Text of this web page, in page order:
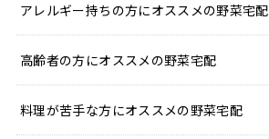
アレルギー持ちの方にオススメの野菜宅配
高齢者の方にオススメの野菜宅配
料理が苦手な方にオススメの野菜宅配